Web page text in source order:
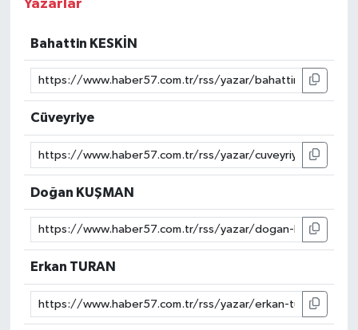
Yazarlar
Bahattin KESKİN
Cüveyriye
Doğan KUŞMAN
Erkan TURAN